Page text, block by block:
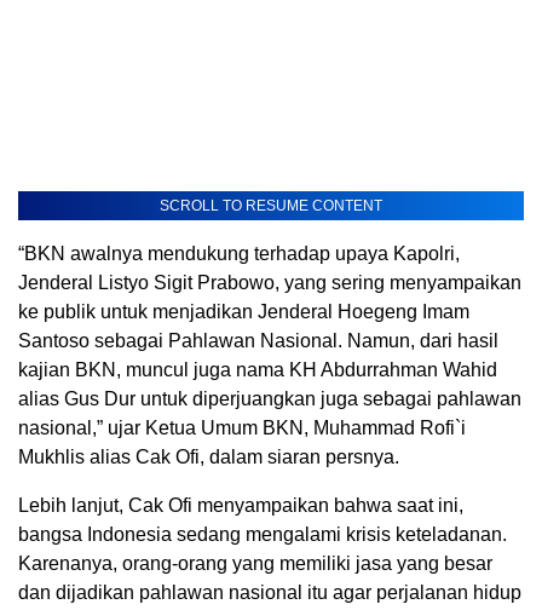
SCROLL TO RESUME CONTENT
“BKN awalnya mendukung terhadap upaya Kapolri,
Jenderal Listyo Sigit Prabowo, yang sering menyampaikan
ke publik untuk menjadikan Jenderal Hoegeng Imam
Santoso sebagai Pahlawan Nasional. Namun, dari hasil
kajian BKN, muncul juga nama KH Abdurrahman Wahid
alias Gus Dur untuk diperjuangkan juga sebagai pahlawan
nasional,” ujar Ketua Umum BKN, Muhammad Rofi`i
Mukhlis alias Cak Ofi, dalam siaran persnya.
Lebih lanjut, Cak Ofi menyampaikan bahwa saat ini,
bangsa Indonesia sedang mengalami krisis keteladanan.
Karenanya, orang-orang yang memiliki jasa yang besar
dan dijadikan pahlawan nasional itu agar perjalanan hidup